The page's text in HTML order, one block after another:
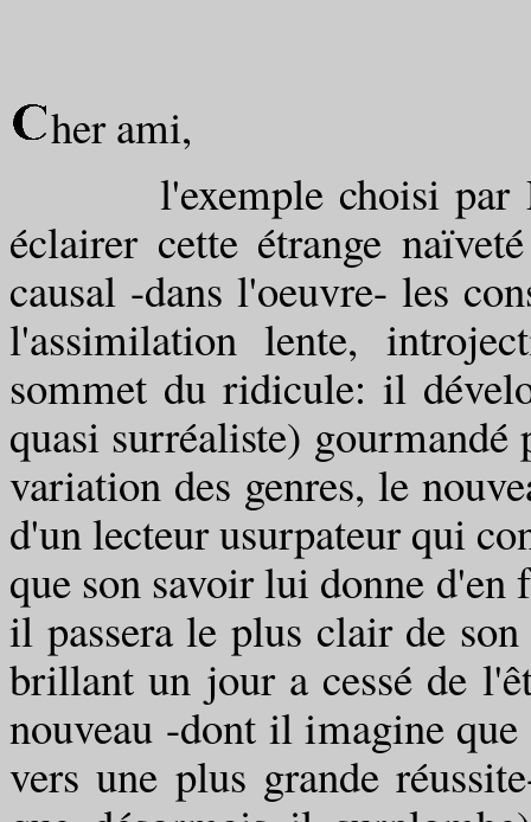
her ami,
l'exemple choisi par
éclairer cette étrange
causal -dans l'oeuvre- les
l'assimilation lente,
sommet du ridicule: il
quasi surréaliste)
variation des genres, le
d'un lecteur usurpateur qui
que son savoir lui donne
il passera le plus clair de
brillant un jour a cessé de
nouveau -dont il imagine
vers une plus grande